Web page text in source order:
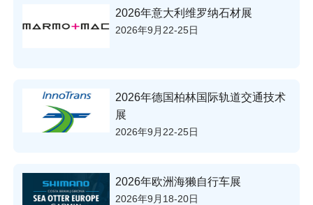
2026年意大利维罗纳石材展
2026年9月22-25日
2026年德国柏林国际轨道交通技术
展
2026年9月22-25日
2026年欧洲海獭自行车展
2026年9月18-20日